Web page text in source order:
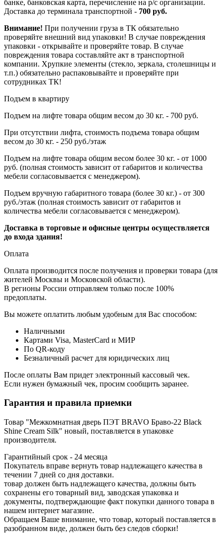
банке, банковская карта, перечисление на р/с организации.
Доставка до терминала транспортной - 700 руб.
Внимание! При получении груза в ТК обязательно
проверяйте внешний вид упаковки! В случае повреждения
упаковки - открывайте и проверяйте товар. В случае
повреждения товара составляйте акт в транспортной
компании. Хрупкие элементы (стекло, зеркала, столешницы и
т.п.) обязательно распаковывайте и проверяйте при
сотрудниках ТК!
Подъем в квартиру
Подъем на лифте товара общим весом до 30 кг. - 700 руб.
При отсутствии лифта, стоимость подъема товара общим
весом до 30 кг. - 250 руб./этаж
Подъем на лифте товара общим весом более 30 кг. - от 1000
руб. (полная стоимость зависит от габаритов и количества
мебели согласовывается с менеджером).
Подъем вручную габаритного товара (более 30 кг.) - от 300
руб./этаж (полная стоимость зависит от габаритов и
количества мебели согласовывается с менеджером).
Доставка в торговые и офисные центры осуществляется
до входа здания!
Оплата
Оплата производится после получения и проверки товара (для
жителей Москвы и Московской области).
В регионы России отправляем только после 100%
предоплаты.
Вы можете оплатить любым удобным для Вас способом:
Наличными
Картами Visa, MasterCard и МИР
По QR-коду
Безналичный расчет для юридических лиц
После оплаты Вам придет электронный кассовый чек.
Если нужен бумажный чек, просим сообщить заранее.
Гарантия и правила приемки
Товар "Межкомнатная дверь ПЭТ BRAVO Браво-22 Black
Shine Cream Silk" новый, поставляется в упаковке
производителя.
Гарантийный срок - 24 месяца
Покупатель вправе вернуть товар надлежащего качества в
течении 7 дней со дня доставки.
товар должен быть надлежащего качества, должны быть
сохранены его товарный вид, заводская упаковка и
документы, подтверждающие факт покупки данного товара в
нашем интернет магазине.
Обращаем Ваше внимание, что товар, который поставляется в
разобранном виде, должен быть без следов сборки!